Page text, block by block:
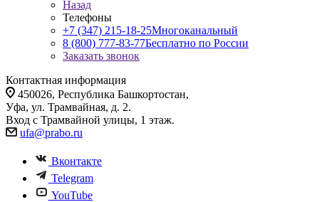
Назад
Телефоны
+7 (347) 215-18-25Многоканальный
8 (800) 777-83-77Бесплатно по России
Заказать звонок
Контактная информация
450026, Республика Башкортостан,
Уфа, ул. Трамвайная, д. 2.
Вход с Трамвайной улицы, 1 этаж.
ufa@prabo.ru
Вконтакте
Telegram
YouTube